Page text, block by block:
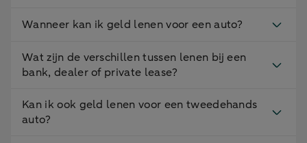
Wanneer kan ik geld lenen voor een auto?
Wat zijn de verschillen tussen lenen bij een
bank, dealer of private lease?
Kan ik ook geld lenen voor een tweedehands
auto?